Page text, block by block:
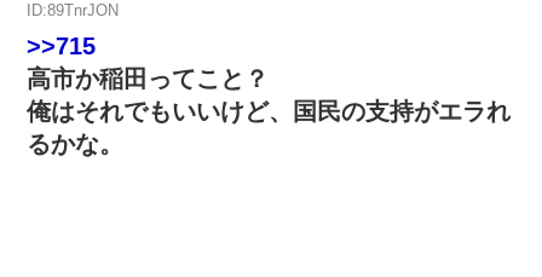
ID:89TnrJON
>>715
高市か稲田ってこと？
俺はそれでもいいけど、国民の支持がエラれ
るかな。